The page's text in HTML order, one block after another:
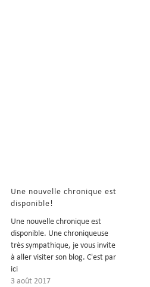
Une nouvelle chronique est
disponible!
Une nouvelle chronique est
disponible. Une chroniqueuse
très sympathique, je vous invite
à aller visiter son blog. C'est par
ici
=} https://unehistoirede.wordpr
3 août 2017